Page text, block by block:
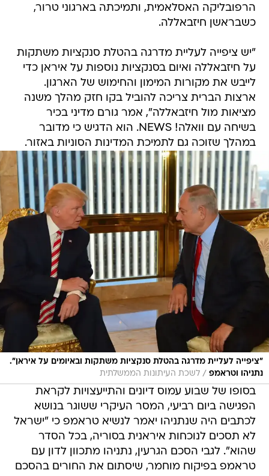
הרפובליקה האסלאמית, ותמיכתה בארגוני טרור,
כשבראשן חיזבאללה.
"יש ציפייה לעליית מדרגה בהטלת סנקציות משתקות
על חיזבאללה ואיום בסנקציות נוספות על איראן כדי
לייבש את מקורות המימון והחימוש של הארגון.
ארצות הברית צריכה להוביל בקו חזק מהלך משנה
מציאות מול חיזבאללה", אמר גורם מדיני בכיר
בשיחה עם וואלה! NEWS. הוא הדגיש כי מדובר
במהלך שזוכה גם לתמיכת המדינות הסוניות באזור.
"ציפייה לעליית מדרגה בהטלת סנקציות משתקות ובאיומים על איראן".
נתניהו וטראמפ / לשכת העיתונות הממשלתית
בסופו של שבוע עמוס דיונים והתייעצויות לקראת
הפגישה ביום רביעי, המסר העיקרי ששוגר בנושא
לכתבים היה שנתניהו יאמר לנשיא טראמפ כי "ישראל
לא תסכים לנוכחות איראנית בסוריה, בכל הסדר
שהוא". לגבי הסכם הגרעין, נתניהו מתכוון לדון עם
טראמפ בפיקוח מוחמר, שיסתום את החורים בהסכם